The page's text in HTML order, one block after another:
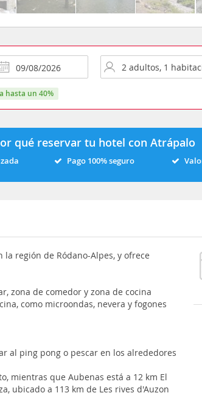
hasta un 40%
qué reservar tu hotel con Atrápalo
Pago 100% seguro
región de Ródano-Alpes, y ofrece
zona de comedor y zona de cocina
como microondas, nevera y fogones
al ping pong o pescar en los alrededores
mientras que Aubenas está a 12 km El
ubicado a 113 km de Les rives d'Auzon